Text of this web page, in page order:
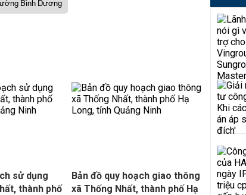
Bình Dương
sử dụng
thành phố
Bản đồ quy hoạch giao thông
xã Thống Nhất, thành phố Hạ